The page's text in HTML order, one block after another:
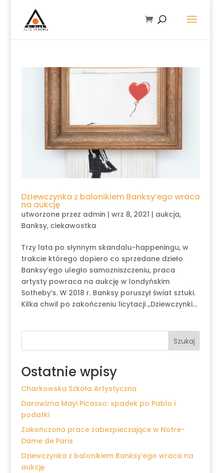
Dziewczynka z balonikiem Banksy’ego wraca
na aukcję
utworzone przez admin | wrz 8, 2021 | aukcja,
Banksy, ciekawostka
Trzy lata po słynnym skandalu-happeningu, w
trakcie którego dopiero co sprzedane dzieło
Banksy’ego uległo samozniszczeniu, praca
artysty powraca na aukcję w londyńskim
Sotheby’s. W 2018 r. Banksy poruszył świat sztuki.
Kilka chwil po zakończeniu licytacji „Dziewczynki...
Szukaj
Ostatnie wpisy
Charkowska Szkoła Artystyczna
Darowizna Mayi Picasso: spadek po Pablo i
podatki
Zakończono prace zabezpieczające w Notre-
Dame de Paris
Dziewczynka z balonikiem Banksy’ego wraca na
aukcję